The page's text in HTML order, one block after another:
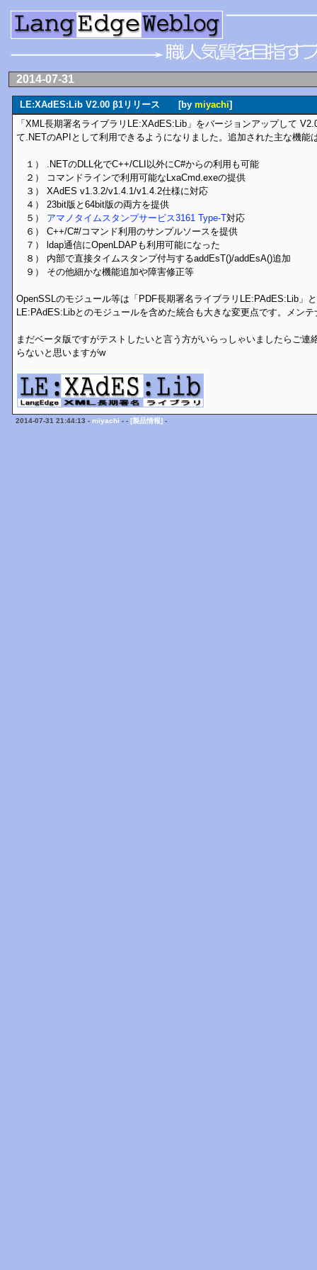
2014-07-31
LE:XAdES:Lib V2.00 β1リリース [by miyachi]
「XML長期署名ライブラリLE:XAdES:Lib」をバージョンアップして
て.NETのAPIとして利用できるようになりました。追加された主な機能
１） .NETのDLL化でC++/CLI以外にC#からの利用も可能
２） コマンドラインで利用可能なLxaCmd.exeの提供
３） XAdES v1.3.2/v1.4.1/v1.4.2仕様に対応
４） 23bit版と64bit版の両方を提供
５） アマノタイムスタンプサービス3161 Type-T対応
６） C++/C#/コマンド利用のサンプルソースを提供
７） ldap通信にOpenLDAPも利用可能になった
８） 内部で直接タイムスタンプ付与するaddEsT()/addEsA()追加
９） その他細かな機能追加や障害修正等
OpenSSLのモジュール等は「PDF長期署名ライブラリLE:PAdES:Lib」
LE:PAdES:Libとのモジュールを含めた統合も大きな変更点です。メン
まだベータ版ですがテストしたいと言う方がいらっしゃいましたらご連
らないと思いますがw
2014-07-31 21:44:13 - miyachi - - [製品情報] -